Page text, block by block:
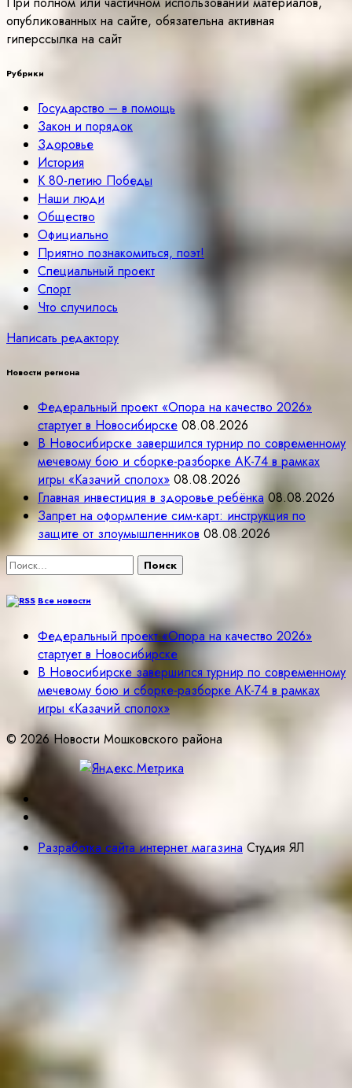
опубликованных на сайте, обязательна активная
гиперссылка на сайт
Рубрики
Государство – в помощь
Закон и порядок
Здоровье
История
К 80-летию Победы
Наши люди
Общество
Официально
Приятно познакомиться, поэт!
Специальный проект
Спорт
Что случилось
Написать редактору
Новости региона
Федеральный проект «Опора на качество 2026»
стартует в Новосибирске 08.08.2026
В Новосибирске завершился турнир по современному
мечевому бою и сборке-разборке АК-74 в рамках
игры «Казачий сполох» 08.08.2026
Главная инвестиция в здоровье ребёнка 08.08.2026
Запрет на оформление сим-карт: инструкция по
защите от злоумышленников 08.08.2026
Найти:
Все новости
Федеральный проект «Опора на качество 2026»
стартует в Новосибирске
В Новосибирске завершился турнир по современному
мечевому бою и сборке-разборке АК-74 в рамках
игры «Казачий сполох»
© 2026 Новости Мошковского района
Разработка сайта интернет магазина Студия ЯЛ